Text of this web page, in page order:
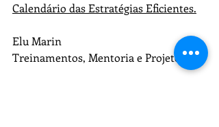
Calendário das Estratégias Eficientes.
Elu Marin
Treinamentos, Mentoria e Projetos.